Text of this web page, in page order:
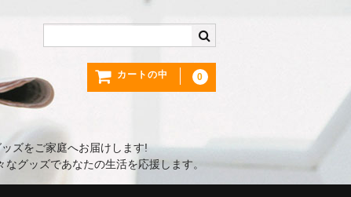
カートの中 0
ズをご家庭へお届けします!
グッズであなたの生活を応援します。